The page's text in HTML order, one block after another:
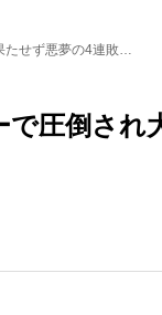
たせず悪夢の4連敗…
で圧倒され